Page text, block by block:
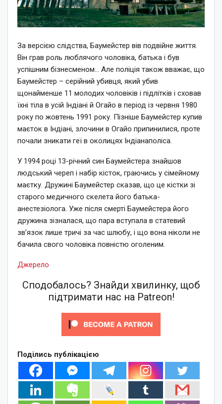
За версією слідства, Баумейстер вів подвійне життя.
Він грав роль люблячого чоловіка, батька і був
успішним бізнесменом… Але поліція також вважає, що
Баумейстер – серійний убивця, який убив
щонайменше 11 молодих чоловіків і підлітків і сховав
їхні тіла в усій Індіані й Огайо в період із червня 1980
року по жовтень 1991 року. Пізніше Баумейстер купив
маєток в Індіані, злочини в Огайо припинилися, проте
почали зникати геї в околицях Індіанаполіса.
У 1994 році 13-річний син Баумейстера знайшов
людський череп і набір кісток, граючись у сімейному
маєтку. Дружині Баумейстер сказав, що це кістки зі
старого медичного скелета його батька-
анестезіолога. Уже після смерті Баумейстера його
дружина зізналася, що пара вступала в статевий
зв’язок лише тричі за час шлюбу, і що вона ніколи не
бачила свого чоловіка повністю оголеним.
Джерело
Сподобалось? Знайди хвилинку, щоб
підтримати нас на Patreon!
Поділись публікацією